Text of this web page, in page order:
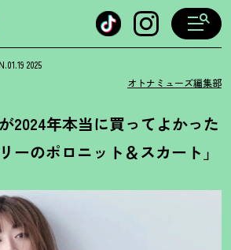
ズ ウェブ
2025
オトナミューズ編集部
2024年本当に買ってよかった
ーのポロニット＆スカート」